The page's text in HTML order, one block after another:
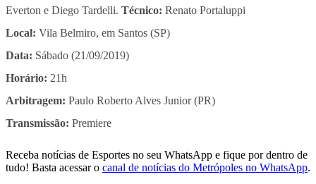
Everton e Diego Tardelli. Técnico: Renato Portaluppi
Local: Vila Belmiro, em Santos (SP)
Data: Sábado (21/09/2019)
Horário: 21h
Arbitragem: Paulo Roberto Alves Junior (PR)
Transmissão: Premiere
Receba notícias de Esportes no seu WhatsApp e fique por dentro de
tudo! Basta acessar o canal de notícias do Metrópoles no WhatsApp.